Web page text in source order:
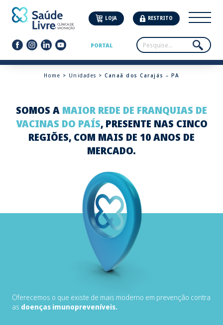
LOJA RESTRITO
PORTAL
Home > Unidades > Canaã dos Carajás – PA
SOMOS A MAIOR REDE DE FRANQUIAS DE
VACINAS DO PAÍS, PRESENTE NAS CINCO
REGIÕES, COM MAIS DE 10 ANOS DE
MERCADO.
Oferecemos o que existe de mais moderno em prevenção contra
as doenças imunopreveníveis.